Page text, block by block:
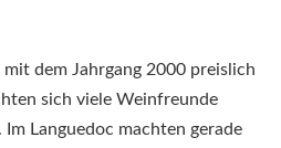
dem Jahrgang 2000 preislich
sich viele Weinfreunde
Languedoc machten gerade